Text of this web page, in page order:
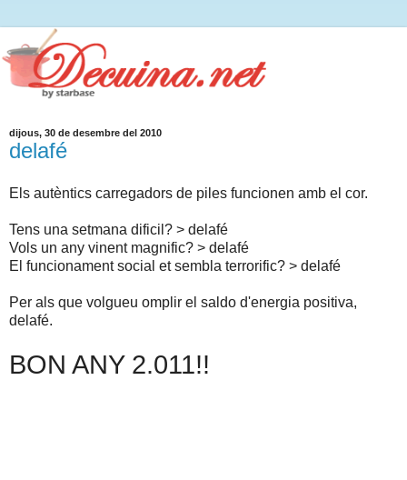
dijous, 30 de desembre del 2010
delafé
Els autèntics carregadors de piles funcionen amb el cor.
Tens una setmana dificil? > delafé
Vols un any vinent magnific? > delafé
El funcionament social et sembla terrorific? > delafé
Per als que volgueu omplir el saldo d'energia positiva,
delafé.
BON ANY 2.011!!